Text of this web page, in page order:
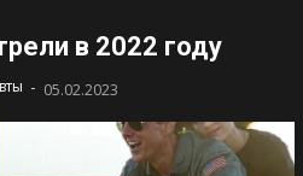
в 2022 году
- 05.02.2023